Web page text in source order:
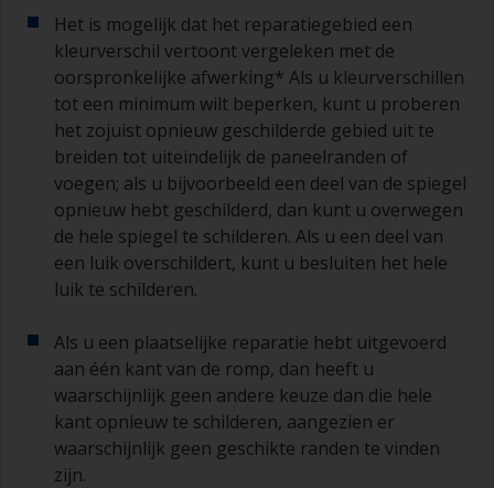
Het is mogelijk dat het reparatiegebied een
kleurverschil vertoont vergeleken met de
oorspronkelijke afwerking* Als u kleurverschillen
tot een minimum wilt beperken, kunt u proberen
het zojuist opnieuw geschilderde gebied uit te
breiden tot uiteindelijk de paneelranden of
voegen; als u bijvoorbeeld een deel van de spiegel
opnieuw hebt geschilderd, dan kunt u overwegen
de hele spiegel te schilderen. Als u een deel van
een luik overschildert, kunt u besluiten het hele
luik te schilderen.
Als u een plaatselijke reparatie hebt uitgevoerd
aan één kant van de romp, dan heeft u
waarschijnlijk geen andere keuze dan die hele
kant opnieuw te schilderen, aangezien er
waarschijnlijk geen geschikte randen te vinden
zijn.